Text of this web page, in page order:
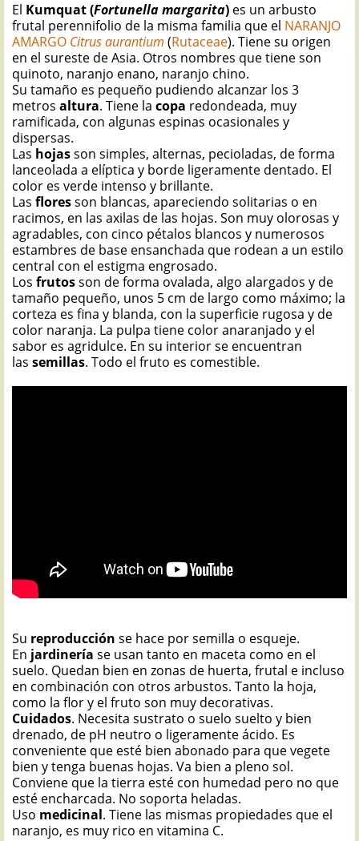
El Kumquat (Fortunella margarita) es un arbusto
frutal perennifolio de la misma familia que el NARANJO
AMARGO Citrus aurantium (Rutaceae). Tiene su origen
en el sureste de Asia. Otros nombres que tiene son
quinoto, naranjo enano, naranjo chino.
Su tamaño es pequeño pudiendo alcanzar los 3
metros altura. Tiene la copa redondeada, muy
ramificada, con algunas espinas ocasionales y
dispersas.
Las hojasson simples, alternas, pecioladas, de forma
lanceolada a elíptica y borde ligeramente dentado. El
color es verde intenso y brillante.
Las floresson blancas, apareciendo solitarias o en
racimos, en las axilas de las hojas. Son muy olorosas y
agradables, con cinco pétalos blancos y numerosos
estambres de base ensanchada que rodean a un estilo
central con el estigma engrosado.
Los frutosson de forma ovalada, algo alargados y de
tamaño pequeño, unos 5 cm de largo como máximo; la
corteza es fina y blanda, con la superficie rugosa y de
color naranja. La pulpa tiene color anaranjado y el
sabor es agridulce. En su interior se encuentran
las semillas. Todo el fruto es comestible.
Su reproducción se hace por semilla o esqueje.
En jardinería se usan tanto en maceta como en el
suelo. Quedan bien en zonas de huerta, frutal e incluso
en combinación con otros arbustos. Tanto la hoja,
como la flor y el fruto son muy decorativas.
Cuidados. Necesita sustrato o suelo suelto y bien
drenado, de pH neutro o ligeramente ácido. Es
conveniente que esté bien abonado para que vegete
bien y tenga buenas hojas. Va bien a pleno sol.
Conviene que la tierra esté con humedad pero no que
esté encharcada. No soporta heladas.
Uso medicinal. Tiene las mismas propiedades que el
naranjo, es muy rico en vitamina C.